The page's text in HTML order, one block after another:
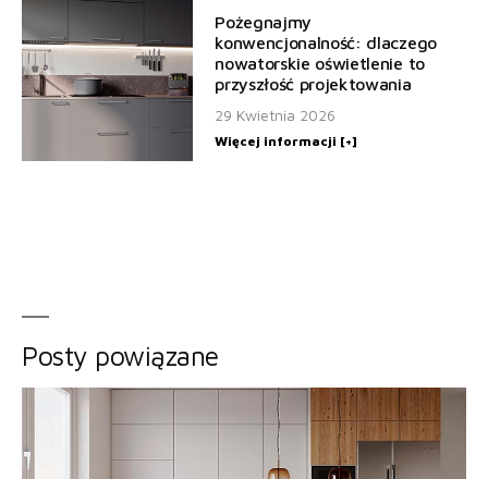
Pożegnajmy
konwencjonalność: dlaczego
nowatorskie oświetlenie to
przyszłość projektowania
29 Kwietnia 2026
Więcej informacji [+]
Posty powiązane